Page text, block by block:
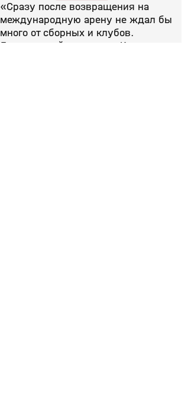
«Сразу после возвращения на
международную арену не ждал бы
много от сборных и клубов.
Должно пройти время». Интервью